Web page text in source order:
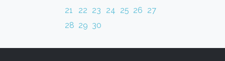
21
22 23 24 25 26 27
28 29 30